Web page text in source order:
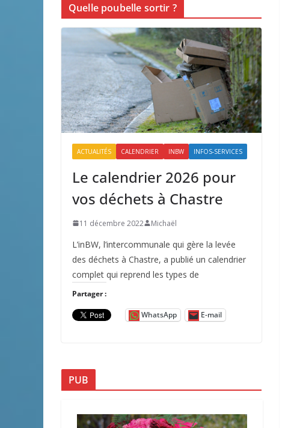
Quelle poubelle sortir ?
ACTUALITÉS CALENDRIER INBW INFOS-SERVICES
Le calendrier 2026 pour
vos déchets à Chastre
11 décembre 2022 Michaël
L’inBW, l’intercommunale qui gère la levée
des déchets à Chastre, a publié un calendrier
complet qui reprend les types de
Partager :
WhatsApp E-mail
PUB